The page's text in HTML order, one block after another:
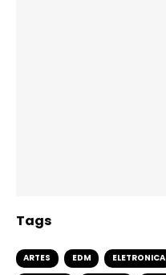
Tags
ARTES EDM ELETRONICA